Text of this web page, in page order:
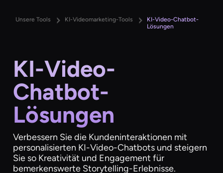
Unsere Tools KI-Videomarketing-Tools
KI-Video-Chatbot-
Lösungen
KI-Video-
Chatbot-
Lösungen
Verbessern Sie die Kundeninteraktionen mit
personalisierten KI-Video-Chatbots und steigern
Sie so Kreativität und Engagement für
bemerkenswerte Storytelling-Erlebnisse.